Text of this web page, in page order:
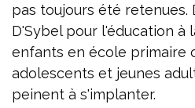
pas toujours été retenues.
D'Sybel pour l'éducation à
enfants en école primaire
adolescents et jeunes
peinent à s'implanter.